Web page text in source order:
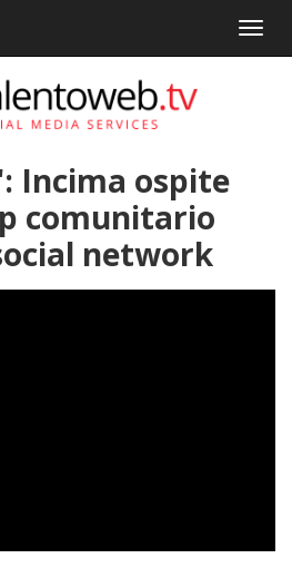
Incima ospite
comunitario
network